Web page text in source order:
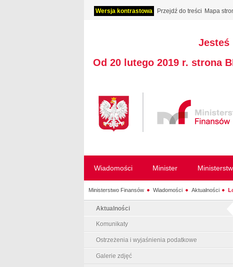
Wersja kontrastowa Przejdź do treści Mapa
Jesteś
Od 20 lutego 2019 r. strona
Wiadomości Minister
Ministerstwo Finansów Wiadomości Aktualności
Aktualności
Komunikaty
Ostrzeżenia i wyjaśnienia podatkowe
Galerie zdjęć